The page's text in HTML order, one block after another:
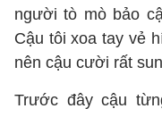
người tò mò bảo
Cậu tôi xoa tay vẻ
nên cậu cười rất
Trước đây cậu